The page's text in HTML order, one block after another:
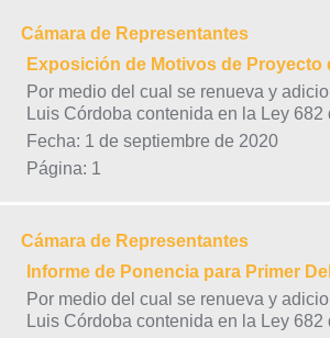
Cámara de Representantes
Exposición de Motivos de Proyecto
Por medio del cual se renueva y
Luis Córdoba contenida en la Ley
Fecha: 1 de septiembre de 2020
Página: 1
Cámara de Representantes
Informe de Ponencia para Primer
Por medio del cual se renueva y
Luis Córdoba contenida en la Ley